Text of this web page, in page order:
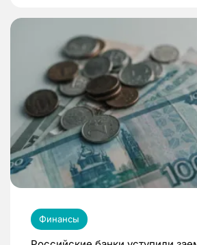
Финансы